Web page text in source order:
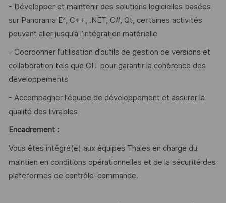
- Développer et maintenir des solutions logicielles basées
sur Panorama E², C++, .NET, C#, Qt, certaines activités
pouvant aller jusqu’à l’intégration matérielle
- Coordonner l’utilisation d’outils de gestion de versions et
collaboration tels que GIT pour garantir la cohérence des
développements
- Accompagner l'équipe de développement et assurer la
qualité des livrables
Encadrement :
Vous êtes intégré(e) aux équipes Thales en charge du
maintien en conditions opérationnelles et de la sécurité des
plateformes de contrôle-commande.